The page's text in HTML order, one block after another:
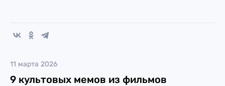
11 марта 2026
9 культовых мемов из фильмов